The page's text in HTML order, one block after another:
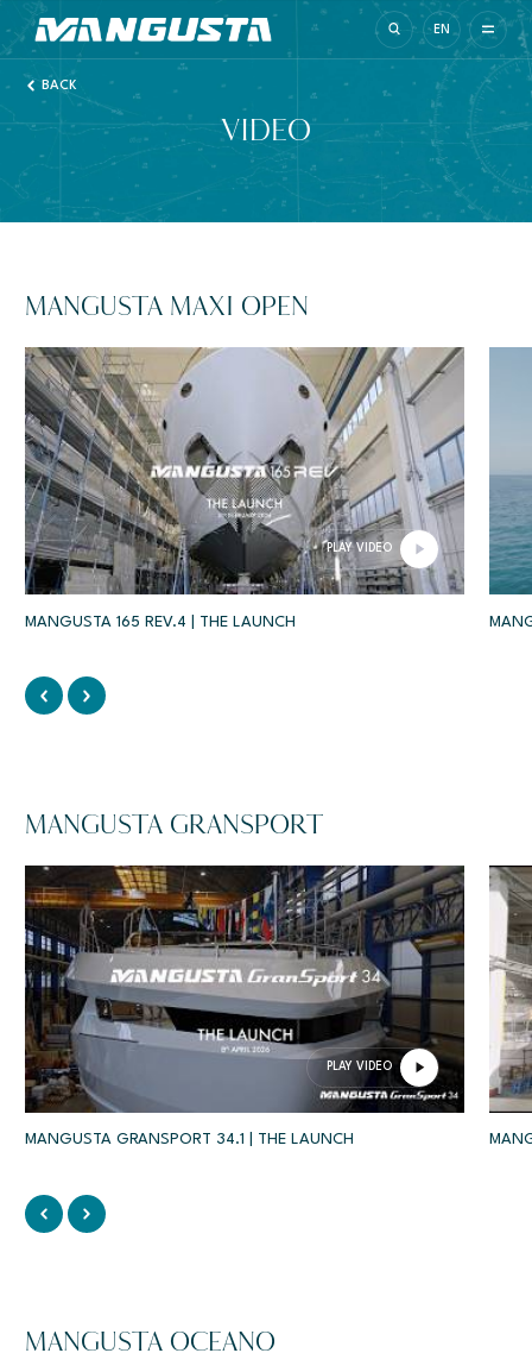
Mangusta Yachts
EN
BACK
VIDEO
MANGUSTA MAXI OPEN
PLAY VIDEO
MANGUSTA 165 REV.4 | THE LAUNCH
MANGUSTA GRANSPORT
PLAY VIDEO
MANGUSTA GRANSPORT 34.1 | THE LAUNCH
MANGUSTA OCEANO